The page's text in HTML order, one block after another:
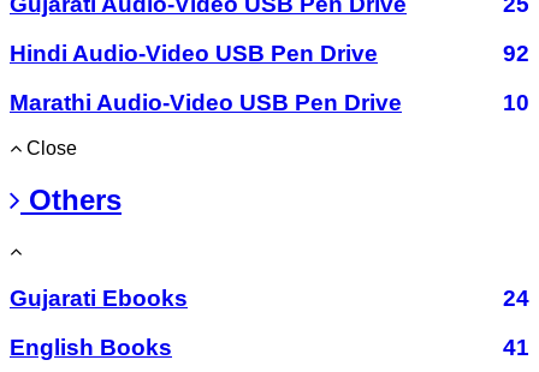
Hindi Audio-Video USB Pen Drive
92
Marathi Audio-Video USB Pen Drive
10
Close
Others
Gujarati Ebooks
24
English Books
41